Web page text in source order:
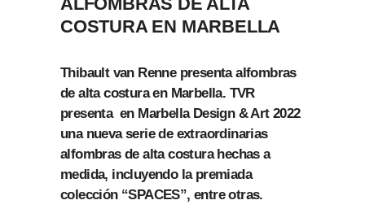
COSTURA EN MARBELLA
Thibault van Renne presenta alfombras
de alta costura en Marbella. TVR
presenta en Marbella Design & Art 2022
una nueva serie de extraordinarias
alfombras de alta costura hechas a
medida, incluyendo la premiada
colección “SPACES”, entre otras.